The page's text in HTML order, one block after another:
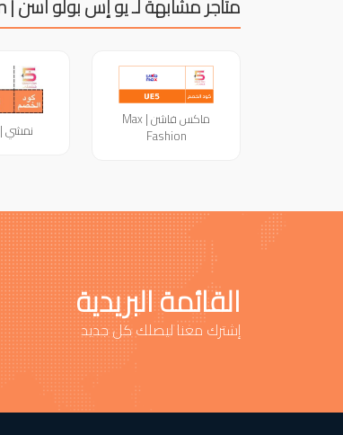
متاجر مشابهة لـ يو إس بولو أسن | U.S. Polo Assn.
ماكس فاشن | Max
Fashion نمشي | Namshi
القائمة البريدية
إشترك معنا ليصلك كل جديد